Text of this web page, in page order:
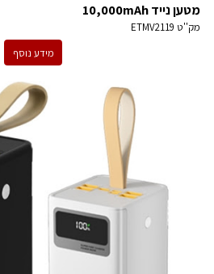
מטען נייד 10,000mAh
מק''ט ETMV2119
מידע נוסף